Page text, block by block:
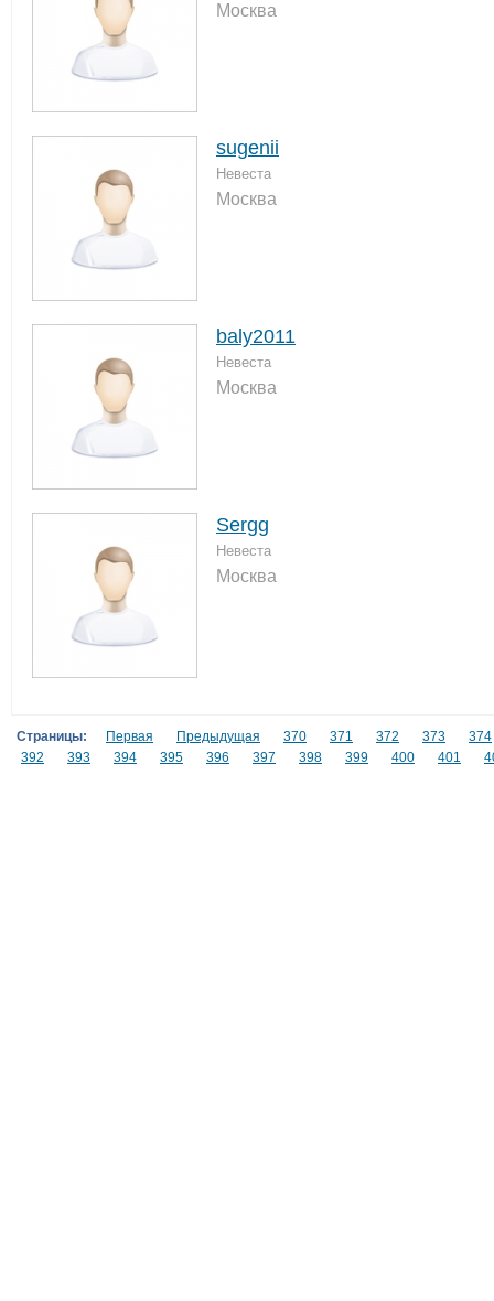
Москва
sugenii
Невеста
Москва
baly2011
Невеста
Москва
Sergg
Невеста
Москва
Страницы: Первая Предыдущая 370 371 372 373
374
392
393 394 395 396 397 398 399 400 401